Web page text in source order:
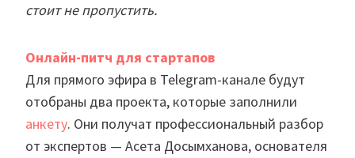
стоит не пропустить.
Онлайн-питч для стартапов
Для прямого эфира в Telegram-канале будут
отобраны два проекта, которые заполнили
анкету. Они получат профессиональный разбор
от экспертов — Асета Досымханова, основателя